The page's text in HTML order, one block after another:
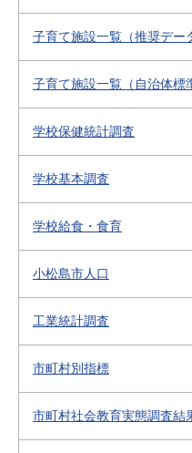
子育て施設一覧（推奨デー
子育て施設一覧（自治体標
学校保健統計調査
学校基本調査
学校給食・食育
小松島市人口
工業統計調査
市町村別指標
市町村社会教育実態調査結